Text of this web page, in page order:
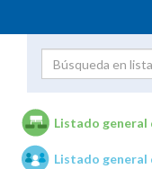
Unidades de
Listado general
Listado general